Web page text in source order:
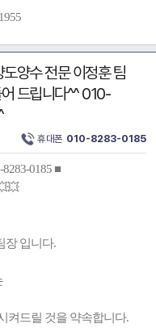
양수 전문 이정훈 팀
드립니다^^ 010-
휴대폰 010-8283-0185
0185 ■
장 입니다.
켜드릴 것을 약속합니다.